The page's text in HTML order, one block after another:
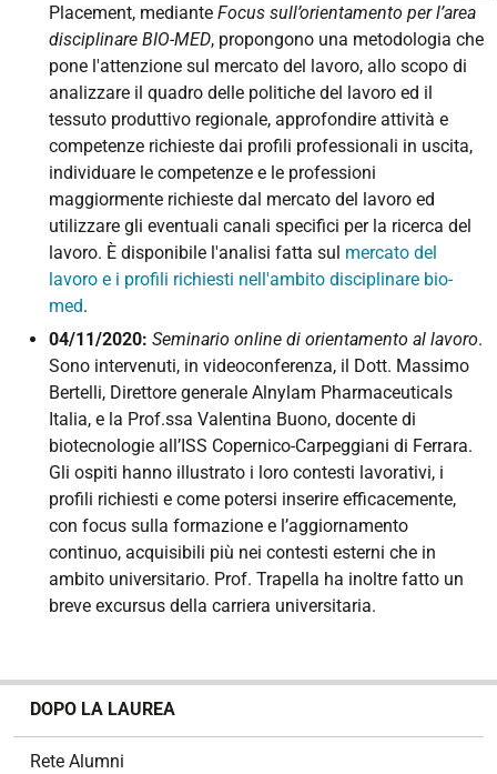
Placement, mediante Focus sull’orientamento per l’area
disciplinare BIO-MED, propongono una metodologia che
pone l'attenzione sul mercato del lavoro, allo scopo di
analizzare il quadro delle politiche del lavoro ed il
tessuto produttivo regionale, approfondire attività e
competenze richieste dai profili professionali in uscita,
individuare le competenze e le professioni
maggiormente richieste dal mercato del lavoro ed
utilizzare gli eventuali canali specifici per la ricerca del
lavoro. È disponibile l'analisi fatta sul mercato del
lavoro e i profili richiesti nell'ambito disciplinare bio-
med.
04/11/2020: Seminario online di orientamento al lavoro.
Sono intervenuti, in videoconferenza, il Dott. Massimo
Bertelli, Direttore generale Alnylam Pharmaceuticals
Italia, e la Prof.ssa Valentina Buono, docente di
biotecnologie all’ISS Copernico-Carpeggiani di Ferrara.
Gli ospiti hanno illustrato i loro contesti lavorativi, i
profili richiesti e come potersi inserire efficacemente,
con focus sulla formazione e l’aggiornamento
continuo, acquisibili più nei contesti esterni che in
ambito universitario. Prof. Trapella ha inoltre fatto un
breve excursus della carriera universitaria.
DOPO LA LAUREA
Rete Alumni